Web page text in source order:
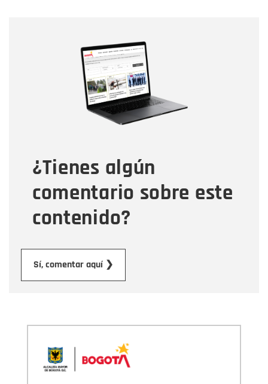
¿Tienes algún
comentario sobre este
contenido?
Sí, comentar aquí ❯
Correo electrónico
Tipo de comentario
Mensaje